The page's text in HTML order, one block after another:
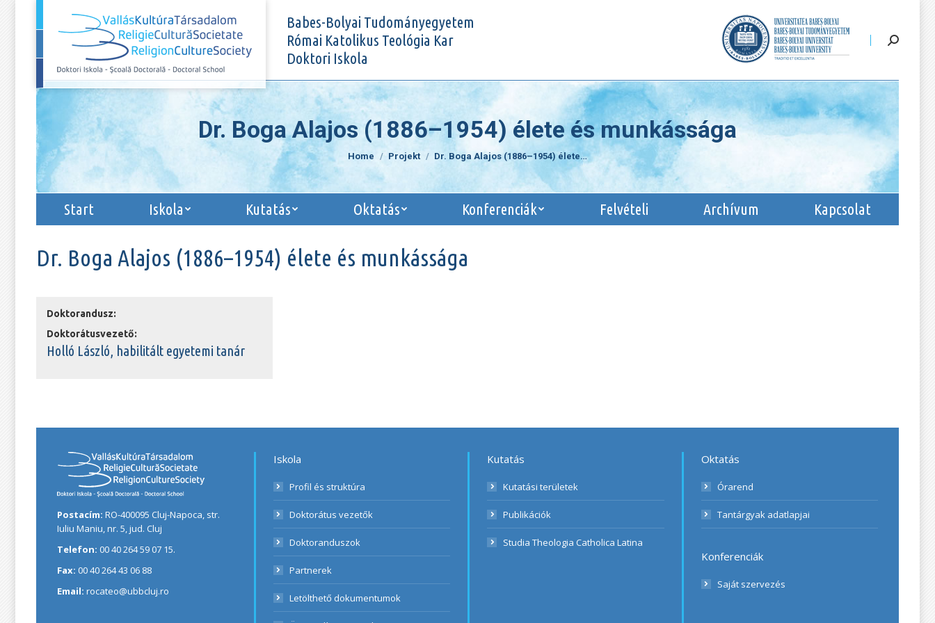
Babes-Bolyai Tudományegyetem
Római Katolikus Teológia Kar
Doktori Iskola
Start Iskola Kutatás Oktatás Konferenciák Felvételi Archívum Kapcsolat
Dr. Boga Alajos (1886–1954) élete és munkássága
You are here:
Home Projekt Dr. Boga Alajos (1886–1954) élete…
Dr. Boga Alajos (1886–1954) élete és munkássága
Doktorandusz:
Doktorátusvezető:
Holló László, habilitált egyetemi tanár
Postacím: RO-400095 Cluj-Napoca, str.
Iuliu Maniu, nr. 5, jud. Cluj
Telefon: 00 40 264 59 07 15.
Fax: 00 40 264 43 06 88
Email: rocateo@ubbcluj.ro
Iskola
Profil és struktúra
Doktorátus vezetők
Doktoranduszok
Partnerek
Letölthető dokumentumok
Kutatás
Kutatási területek
Publikációk
Studia Theologia Catholica Latina
Oktatás
Órarend
Tantárgyak adatlapjai
Konferenciák
Saját szervezés
Start Iskola Kutatás Oktatás Archívum Kapcsolat